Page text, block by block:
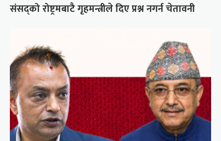
संसद्को रोष्ट्रमबाटै गृहमन्त्रीले दिए प्रश्न नगर्न चेतावनी